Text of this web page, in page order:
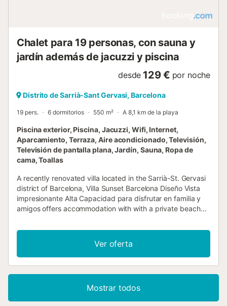
Chalet para 19 personas, con sauna y
jardín además de jacuzzi y piscina
desde 129 € por noche
Distrito de Sarrià-Sant Gervasi, Barcelona
19 pers. 6 dormitorios 550 m² A 8,1 km de la playa
Piscina exterior, Piscina, Jacuzzi, Wifi, Internet,
Aparcamiento, Terraza, Aire acondicionado, Televisión,
Televisión de pantalla plana, Jardín, Sauna, Ropa de
cama, Toallas
A recently renovated villa located in the Sarrià-St. Gervasi
district of Barcelona, Villa Sunset Barcelona Diseño Vista
impresionante Alta Capacidad para disfrutar en familia y
amigos offers accommodation with with a private beach
Ver oferta
Mostrar todos